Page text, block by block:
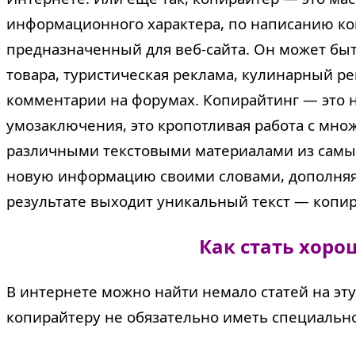
информационного характера, по написанию
предназначенный для веб-сайта. Он может
товара, туристическая реклама, кулинарный
комментарии на форумах. Копирайтинг — это
умозаключения, это кропотливая работа с
различными текстовыми материалами из
новую информацию своими словами,
результате выходит уникальный текст —
Как стать
В интернете можно найти немало статей на
копирайтеру не обязательно иметь